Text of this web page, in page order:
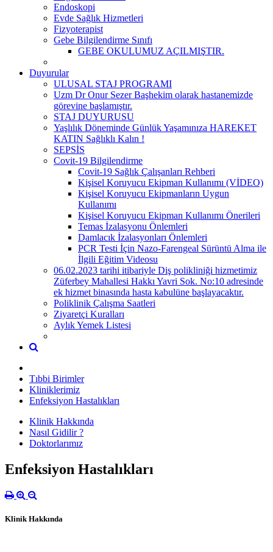
Endoskopi
Evde Sağlık Hizmetleri
Fizyoterapist
Gebe Bilgilendirme Sınıfı
GEBE OKULUMUZ AÇILMIŞTIR.
Duyurular
ULUSAL STAJ PROGRAMI
Uzm Dr Onur Sezer Başhekim olarak hastanemizde
görevine başlamıştır.
STAJ DUYURUSU
Yaşlılık Döneminde Günlük Yaşamınıza HAREKET
KATIN Sağlıklı Kalın !
SEPSİS
Covit-19 Bilgilendirme
Covit-19 Sağlık Çalışanları Rehberi
Kişisel Koruyucu Ekipman Kullanımı (VİDEO)
Kişisel Koruyucu Ekipmanların Uygun
Kullanımı
Kişisel Koruyucu Ekipman Kullanımı Önerileri
Temas İzalasyonu Önlemleri
Damlacık İzalasyonları Önlemleri
PCR Testi İçin Nazo-Farengeal Sürüntü Alma ile
İlgili Eğitim Videosu
06.02.2023 tarihi itibariyle Diş polikliniği hizmetimiz
Züferbey Mahallesi Hakkı Yavri Sok. No:10 adresinde
ek hizmet binasında hasta kabulüne başlayacaktır.
Poliklinik Çalışma Saatleri
Ziyaretçi Kuralları
Aylık Yemek Listesi
Tıbbi Birimler
Kliniklerimiz
Enfeksiyon Hastalıkları
Klinik Hakkında
Nasıl Gidilir ?
Doktorlarımız
Enfeksiyon Hastalıkları
Klinik Hakkında